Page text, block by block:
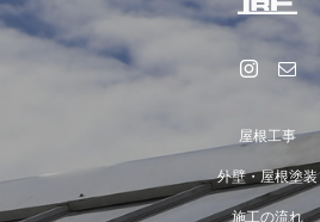
屋根工事
外壁・屋根塗装
施工の流れ